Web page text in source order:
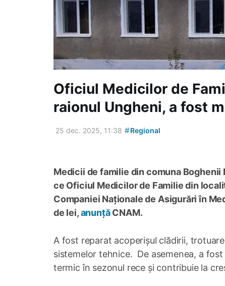
Oficiul Medicilor de
raionul Ungheni, a fost
25 dec. 2025, 11:38 #Regional
Medicii de familie din comuna
ce Oficiul Medicilor de Familie din
Companiei Naționale de Asigurări în
de lei,anunțăCNAM.
A fost reparat acoperișul clădirii,
sistemelor tehnice. De asemenea, a
termic în sezonul rece și contribuie la